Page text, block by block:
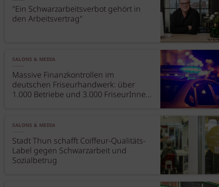
"Ein Schwarzarbeitsverbot gehört in
den Arbeitsvertrag"
SALONS & MEDIA
Massive Finanzkontrollen im
deutschen Friseurhandwerk: über
1.000 Betriebe und 3.000 FriseurInnen
SALONS & MEDIA
Stadt Thun schafft Coiffeur-Qualitäts-
Label gegen Schwarzarbeit und
Sozialbetrug